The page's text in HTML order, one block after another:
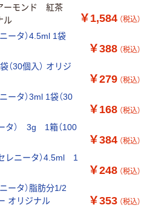
ーモンド 紅茶
ル
￥1,584 （税込）
ータ）4.5ml 1袋
￥388 （税込）
30個入） オリジ
￥279 （税込）
ータ）3ml 1袋（30
￥168 （税込）
タ） 3g 1箱（100
￥384 （税込）
レニータ）4.5ml 1
￥248 （税込）
ータ）脂肪分1/2
オリジナル
￥353 （税込）